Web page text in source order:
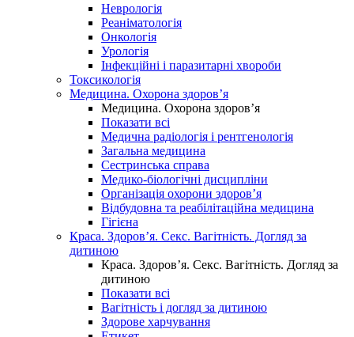
Неврологія
Реаніматологія
Онкологія
Урологія
Інфекційні і паразитарні хвороби
Токсикологія
Медицина. Охорона здоров’я
Медицина. Охорона здоров’я
Показати всі
Медична радіологія і рентгенологія
Загальна медицина
Сестринська справа
Медико-біологічні дисципліни
Організація охорони здоров’я
Відбудовна та реабілітаційна медицина
Гігієна
Краса. Здоров’я. Секс. Вагітність. Догляд за
дитиною
Краса. Здоров’я. Секс. Вагітність. Догляд за
дитиною
Показати всі
Вагітність і догляд за дитиною
Здорове харчування